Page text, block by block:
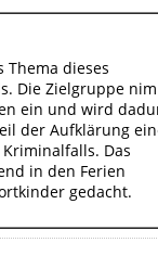
Thema dieses
Die Zielgruppe
ein und wird
der Aufklärung
Das
in den Ferien
gedacht.